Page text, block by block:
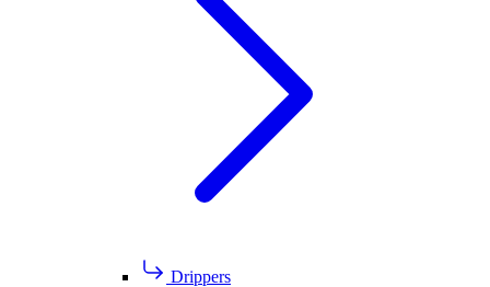
Drippers